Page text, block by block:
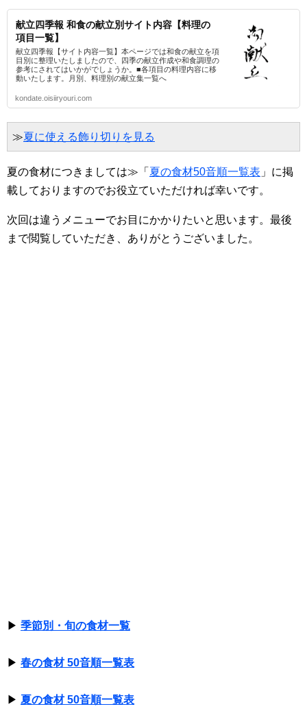
献立四季報 和食の献立別サイト内容【料理の
項目一覧】
献立四季報【サイト内容一覧】本ページでは和食の献立を項
目別に整理いたしましたので、四季の献立作成や和食調理の
参考にされてはいかがでしょうか。■各項目の料理内容に移
動いたします。月別、料理別の献立集一覧へ
kondate.oisiiryouri.com
≫夏に使える飾り切りを見る
夏の食材につきましては≫「 夏の食材50音順一覧表 」に掲
載しておりますのでお役立ていただければ幸いです。
次回は違うメニューでお目にかかりたいと思います。最後
まで閲覧していただき、ありがとうございました。
▶ 季節別・旬の食材一覧
▶ 春の食材 50音順一覧表
▶ 夏の食材 50音順一覧表